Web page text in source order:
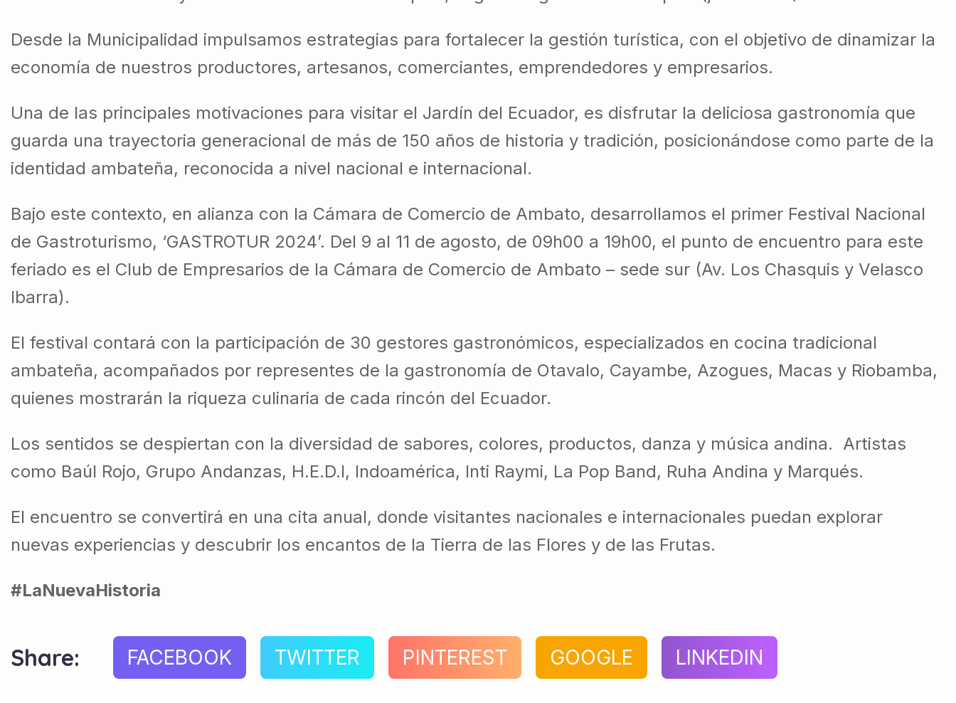
Desde la Municipalidad impulsamos estrategias para fortalecer la gestión turística, con el objetivo de dinamizar la
economía de nuestros productores, artesanos, comerciantes, emprendedores y empresarios.
Una de las principales motivaciones para visitar el Jardín del Ecuador, es disfrutar la deliciosa gastronomía que
guarda una trayectoria generacional de más de 150 años de historia y tradición, posicionándose como parte de la
identidad ambateña, reconocida a nivel nacional e internacional.
Bajo este contexto, en alianza con la Cámara de Comercio de Ambato, desarrollamos el primer Festival Nacional
de Gastroturismo, ‘GASTROTUR 2024’. Del 9 al 11 de agosto, de 09h00 a 19h00, el punto de encuentro para este
feriado es el Club de Empresarios de la Cámara de Comercio de Ambato – sede sur (Av. Los Chasquis y Velasco
Ibarra).
El festival contará con la participación de 30 gestores gastronómicos, especializados en cocina tradicional
ambateña, acompañados por representes de la gastronomía de Otavalo, Cayambe, Azogues, Macas y Riobamba,
quienes mostrarán la riqueza culinaria de cada rincón del Ecuador.
Los sentidos se despiertan con la diversidad de sabores, colores, productos, danza y música andina. Artistas
como Baúl Rojo, Grupo Andanzas, H.E.D.I, Indoamérica, Inti Raymi, La Pop Band, Ruha Andina y Marqués.
El encuentro se convertirá en una cita anual, donde visitantes nacionales e internacionales puedan explorar
nuevas experiencias y descubrir los encantos de la Tierra de las Flores y de las Frutas.
#LaNuevaHistoria
Share: FACEBOOK TWITTER PINTEREST GOOGLE LINKEDIN